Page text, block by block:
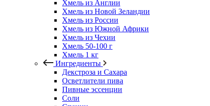
Хмель из Англии
Хмель из Новой Зеландии
Хмель из России
Хмель из Южной Африки
Хмель из Чехии
Хмель 50-100 г
Хмель 1 кг
Ингредиенты
Декстроза и Сахара
Осветлители пива
Пивные эссенции
Соли